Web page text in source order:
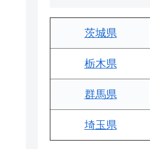
茨城県
栃木県
群馬県
埼玉県